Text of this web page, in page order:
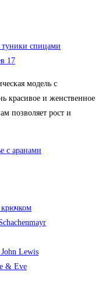
туники спицами
17
модель с
красивое и женственное
позволяет рост и
с аранами
Lewis
& Eve